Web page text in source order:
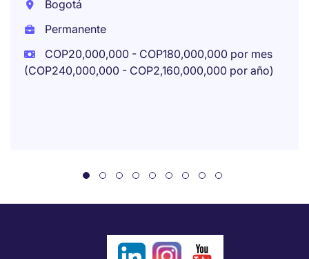
Bogotá
Permanente
COP20,000,000 - COP180,000,000 por mes
(COP240,000,000 - COP2,160,000,000 por año)